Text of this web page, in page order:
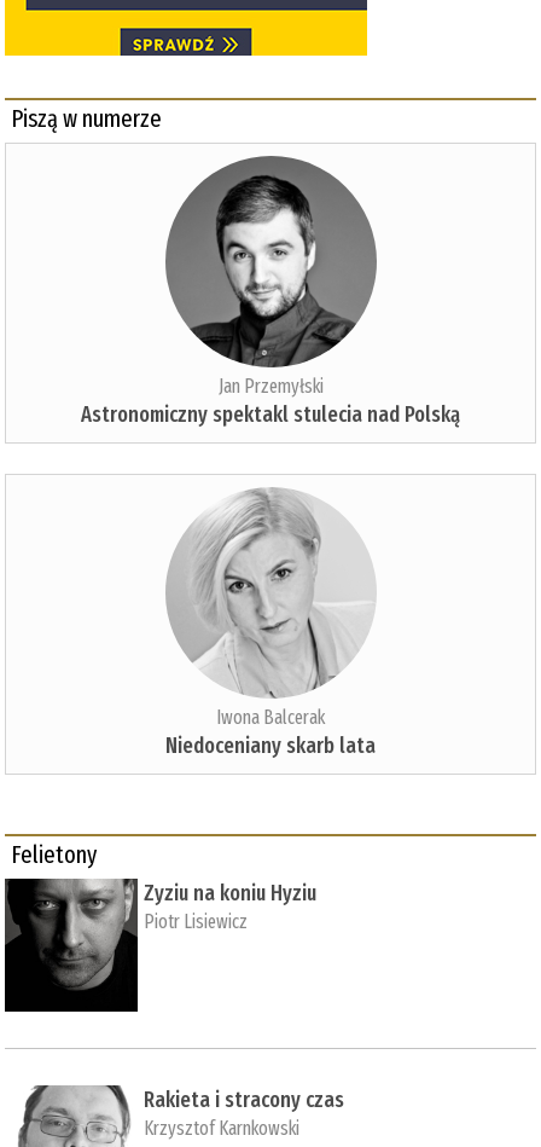
Piszą w numerze
Jan Przemyłski
Astronomiczny spektakl stulecia nad Polską
Iwona Balcerak
Niedoceniany skarb lata
Felietony
Zyziu na koniu Hyziu
Piotr Lisiewicz
Rakieta i stracony czas
Krzysztof Karnkowski